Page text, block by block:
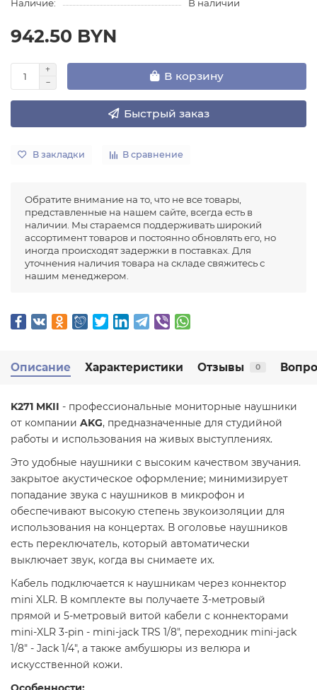
Наличие:
В наличии
942.50 BYN
В корзину
Быстрый заказ
В закладки В сравнение
Обратите внимание на то, что не все товары,
представленные на нашем сайте, всегда есть в
наличии. Мы стараемся поддерживать широкий
ассортимент товаров и постоянно обновлять его, но
иногда происходят задержки в поставках. Для
уточнения наличия товара на складе свяжитесь с
нашим менеджером.
Описание Характеристики Отзывы 0
K271 MKII - профессиональные мониторные наушники
от компании AKG, предназначенные для студийной
работы и использования на живых выступлениях.
Это удобные наушники с высоким качеством звучания.
закрытое акустическое оформление; минимизирует
попадание звука с наушников в микрофон и
обеспечивают высокую степень звукоизоляции для
использования на концертах. В оголовье наушников
есть переключатель, который автоматически
выключает звук, когда вы снимаете их.
Кабель подключается к наушникам через коннектор
mini XLR. В комплекте вы получаете 3-метровый
прямой и 5-метровый витой кабели с коннекторами
mini-XLR 3-pin - mini-jack TRS 1/8", переходник mini-jack
1/8" - Jack 1/4", а также амбушюры из велюра и
искусственной кожи.